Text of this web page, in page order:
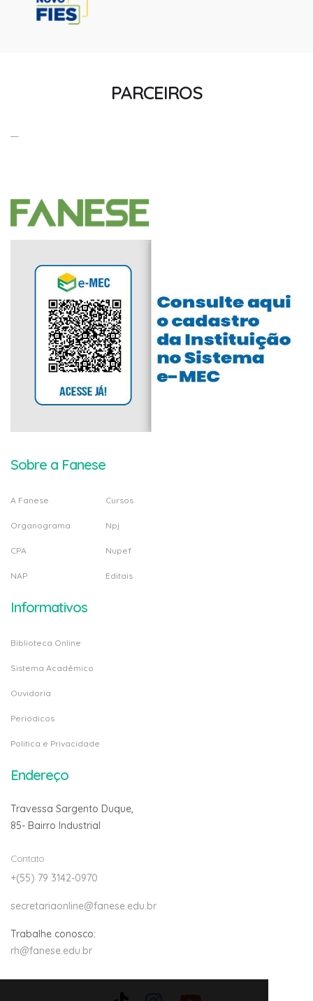
PARCEIROS
Sobre a Fanese
A Fanese
Organograma
CPA
NAP
Cursos
Npj
Nupef
Editais
Informativos
Biblioteca Online
Sistema Acadêmico
Ouvidoria
Periódicos
Politica e Privacidade
Endereço
Travessa Sargento Duque,
85- Bairro Industrial
Contato
+(55) 79 3142-0970
secretariaonline@fanese.edu.br
Trabalhe conosco:
rh@fanese.edu.br